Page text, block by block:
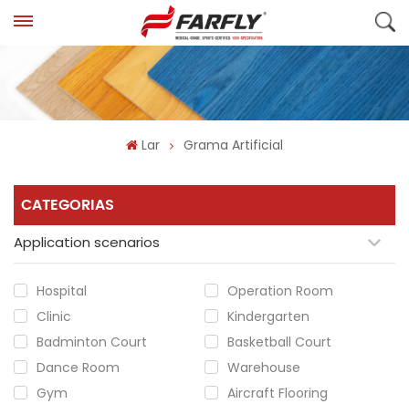
Lar Grama Artificial
CATEGORIAS
Application scenarios
Hospital
Operation Room
Clinic
Kindergarten
Badminton Court
Basketball Court
Dance Room
Warehouse
Gym
Aircraft Flooring